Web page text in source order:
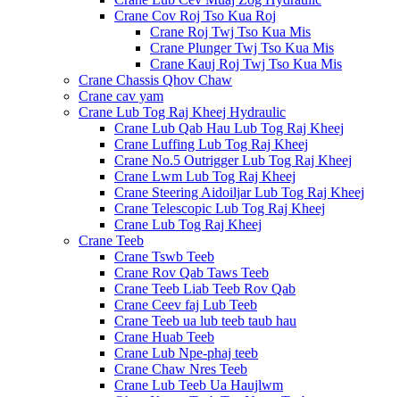
Crane Cov Roj Tso Kua Roj
Crane Roj Twj Tso Kua Mis
Crane Plunger Twj Tso Kua Mis
Crane Kauj Roj Twj Tso Kua Mis
Crane Chassis Qhov Chaw
Crane cav yam
Crane Lub Tog Raj Kheej Hydraulic
Crane Lub Qab Hau Lub Tog Raj Kheej
Crane Luffing Lub Tog Raj Kheej
Crane No.5 Outrigger Lub Tog Raj Kheej
Crane Lwm Lub Tog Raj Kheej
Crane Steering Aidoiljar Lub Tog Raj Kheej
Crane Telescopic Lub Tog Raj Kheej
Crane Lub Tog Raj Kheej
Crane Teeb
Crane Tswb Teeb
Crane Rov Qab Taws Teeb
Crane Teeb Liab Teeb Rov Qab
Crane Ceev faj Lub Teeb
Crane Teeb ua lub teeb taub hau
Crane Huab Teeb
Crane Lub Npe-phaj teeb
Crane Chaw Nres Teeb
Crane Lub Teeb Ua Haujlwm